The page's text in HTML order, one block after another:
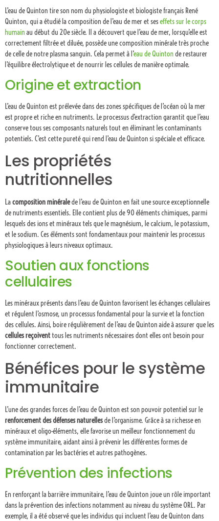
L’eau de Quinton tire son nom du physiologiste et biologiste français René
Quinton, qui a étudié la composition de l’eau de mer et seseffets sur le corps
humainau début du 20e siècle. Il a découvert que l’eau de mer, lorsqu’elle est
correctement filtrée et diluée, possède une composition minérale très proche
de celle de notre plasma sanguin. Cela permet à l’eau de Quintonde restaurer
l’équilibre électrolytique et de nourrir les cellules de manière optimale.
Origine et extraction
L’eau de Quinton est prélevée dans des zones spécifiques de l’océan où la mer
est propre et riche en nutriments. Le processus d’extraction garantit que l’eau
conserve tous ses composants naturels tout en éliminant les contaminants
potentiels. C’est cette pureté qui rend l’eau de Quinton si spéciale et efficace.
Les propriétés
nutritionnelles
Lacomposition minéralede l’eau de Quinton en fait une source exceptionnelle
de nutriments essentiels. Elle contient plus de 90 éléments chimiques, parmi
lesquels des ions et minéraux tels que le magnésium, le calcium, le potassium,
et le sodium. Ces éléments sont fondamentaux pour maintenir les processus
physiologiques à leurs niveaux optimaux.
Soutien aux fonctions
cellulaires
Les minéraux présents dans l’eau de Quinton favorisent les échanges cellulaires
et régulent l’osmose, un processus fondamental pour la survie et la fonction
des cellules. Ainsi, boire régulièrement de l’eau de Quinton aide à assurer que les
cellules reçoiventtous les nutriments nécessaires dont elles ont besoin pour
fonctionner correctement.
Bénéfices pour le système
immunitaire
L’une des grandes forces de l’eau de Quinton est son pouvoir potentiel sur le
renforcement des défenses naturellesde l’organisme. Grâce à sa richesse en
minéraux et oligo-éléments, elle favorise un meilleur fonctionnement du
système immunitaire, aidant ainsi à prévenir les différentes formes de
contamination par les bactéries et autres pathogènes.
Prévention des infections
En renforçant la barrière immunitaire, l’eau de Quinton joue un rôle important
dans la prévention des infections notamment au niveau du système ORL. Par
exemple, il a été observé que les individus qui incluent l’eau de Quinton dans